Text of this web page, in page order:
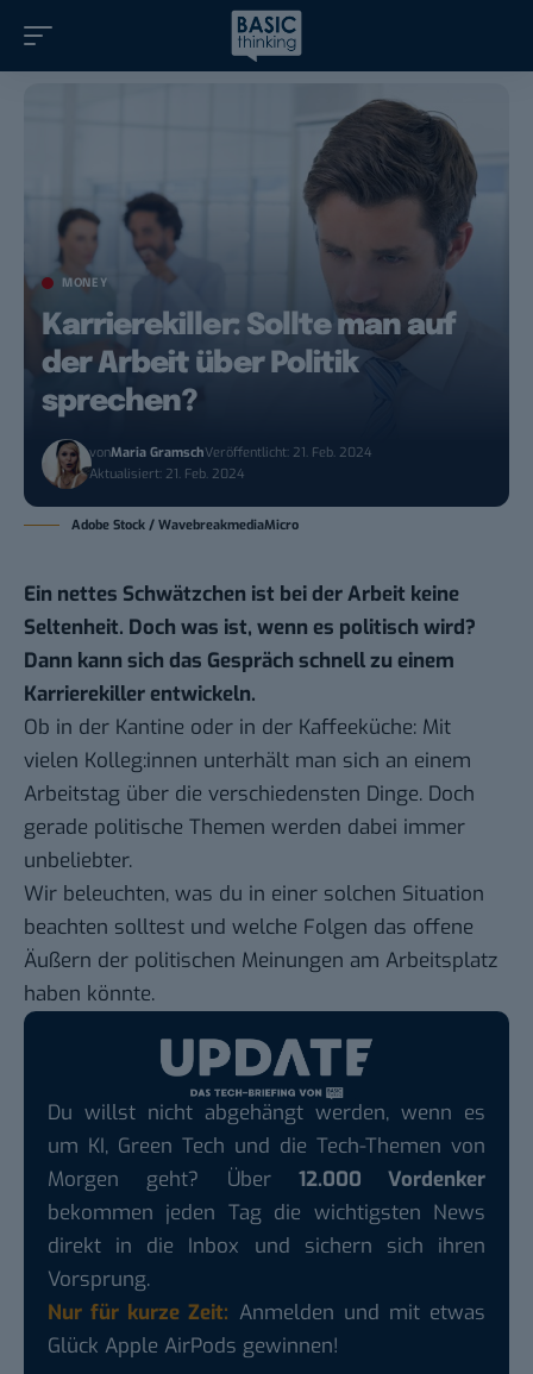
MONEY
Karrierekiller: Sollte man auf
der Arbeit über Politik
sprechen?
vonMaria GramschVeröffentlicht: 21. Feb. 2024
Aktualisiert: 21. Feb. 2024
Adobe Stock / WavebreakmediaMicro
Ein nettes Schwätzchen ist bei der Arbeit keine
Seltenheit. Doch was ist, wenn es politisch wird?
Dann kann sich das Gespräch schnell zu einem
Karrierekiller entwickeln.
Ob in der Kantine oder in der Kaffeeküche: Mit
vielen Kolleg:innen unterhält man sich an einem
Arbeitstag über die verschiedensten Dinge. Doch
gerade politische Themen werden dabei immer
unbeliebter.
Wir beleuchten, was du in einer solchen Situation
beachten solltest und welche Folgen das offene
Äußern der politischen Meinungen am Arbeitsplatz
haben könnte.
Du willst nicht abgehängt werden, wenn es
um KI, Green Tech und die Tech-Themen von
Morgen geht? Über 12.000 Vordenker
bekommen jeden Tag die wichtigsten News
direkt in die Inbox und sichern sich ihren
Vorsprung.
Nur für kurze Zeit: Anmelden und mit etwas
Glück Apple AirPods gewinnen!